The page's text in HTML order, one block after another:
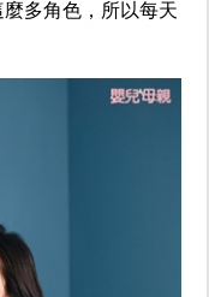
多角色，所以每天